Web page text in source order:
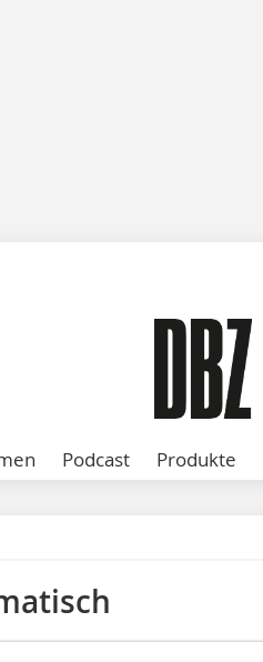
Podcast Produkte